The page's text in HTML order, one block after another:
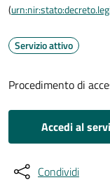
(
Servizio attivo
Procedimento di
Accedi al
Condividi